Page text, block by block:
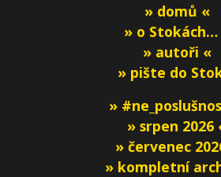
» domů «
» o Stokách…
» autoři «
» pište do
»
» srpen 2026
» červenec
» kompletní